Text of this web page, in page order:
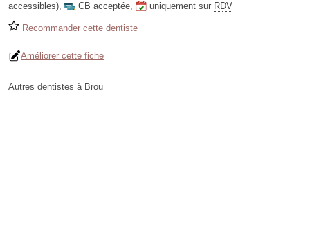
accessibles), CB acceptée, uniquement sur RDV
Recommander cette dentiste
Améliorer cette fiche
Autres dentistes à Brou